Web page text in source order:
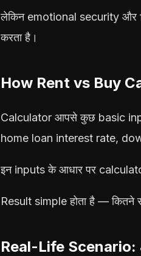
लेकिन emotional security और
करता है।
How Rent vs Buy
Calculator आपसे कुछ basic
home loan interest rate,
इन inputs के आधार पर
Result simple होता है — कितने
Real-Life